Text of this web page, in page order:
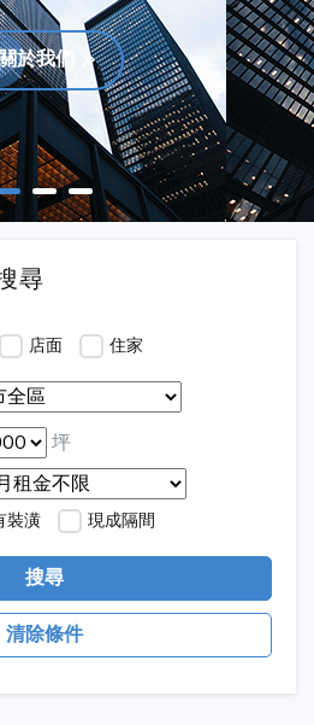
於我們
尋
店面 住家
坪
裝潢 現成隔間
搜尋
清除條件